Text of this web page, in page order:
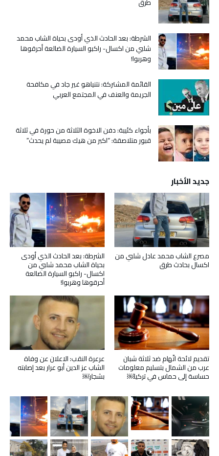
الشرطة: بعد الحادث الذي أودى بحياة الشاب محمد
شلبي من اكسال- راكبو السيارة الضالعة أحرقوها
وهربوا!
القائمة المشتركة: نتنياهو غير جاد في مكافحة
الجريمة والعنف في المجتمع العربي
بأجواء كئيبة: دفن الاخوة الثلاثة من حورة في ثلاثة
قبور متلاصقة: “اكبر من هيك مصيبة لم يحدث”
جديد الأخبار
الشرطة: بعد الحادث الذي أودى
بحياة الشاب محمد شلبي من
اكسال- راكبو السيارة الضالعة
أحرقوها وهربوا!
مصرع الشاب محمد عادل شلبي من
اكسال بحادث طرق
عرعرة النقب: الاعلان عن وفاة
الشاب عز الدين أبو عرار بعد إصابته
بشجار￼
تقديم لائحة اتّهام ضد ثلاثة شبان
عرب من الشمال بتسليم معلومات
حساسة إلى حماس في تركيا￼